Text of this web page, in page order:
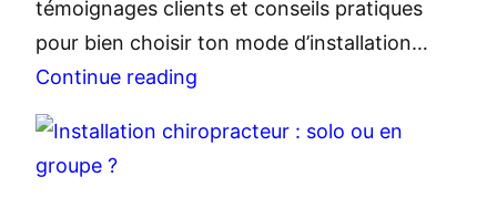
témoignages clients et conseils pratiques
pour bien choisir ton mode d’installation…
Continue reading